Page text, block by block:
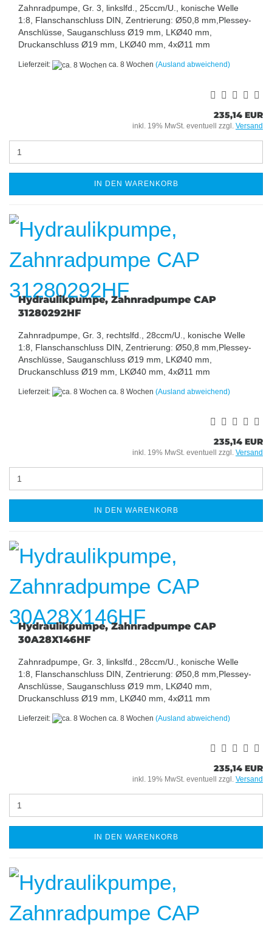
Zahnradpumpe, Gr. 3, linkslfd., 25ccm/U., konische Welle
1:8, Flanschanschluss DIN, Zentrierung: Ø50,8 mm,Plessey-
Anschlüsse, Sauganschluss Ø19 mm, LKØ40 mm,
Druckanschluss Ø19 mm, LKØ40 mm, 4xØ11 mm
Lieferzeit: ca. 8 Wochen (Ausland abweichend)
235,14 EUR
inkl. 19% MwSt. eventuell zzgl. Versand
IN DEN WARENKORB
Hydraulikpumpe, Zahnradpumpe CAP
31280292HF
Zahnradpumpe, Gr. 3, rechtslfd., 28ccm/U., konische Welle
1:8, Flanschanschluss DIN, Zentrierung: Ø50,8 mm,Plessey-
Anschlüsse, Sauganschluss Ø19 mm, LKØ40 mm,
Druckanschluss Ø19 mm, LKØ40 mm, 4xØ11 mm
Lieferzeit: ca. 8 Wochen (Ausland abweichend)
235,14 EUR
inkl. 19% MwSt. eventuell zzgl. Versand
IN DEN WARENKORB
Hydraulikpumpe, Zahnradpumpe CAP
30A28X146HF
Zahnradpumpe, Gr. 3, linkslfd., 28ccm/U., konische Welle
1:8, Flanschanschluss DIN, Zentrierung: Ø50,8 mm,Plessey-
Anschlüsse, Sauganschluss Ø19 mm, LKØ40 mm,
Druckanschluss Ø19 mm, LKØ40 mm, 4xØ11 mm
Lieferzeit: ca. 8 Wochen (Ausland abweichend)
235,14 EUR
inkl. 19% MwSt. eventuell zzgl. Versand
IN DEN WARENKORB